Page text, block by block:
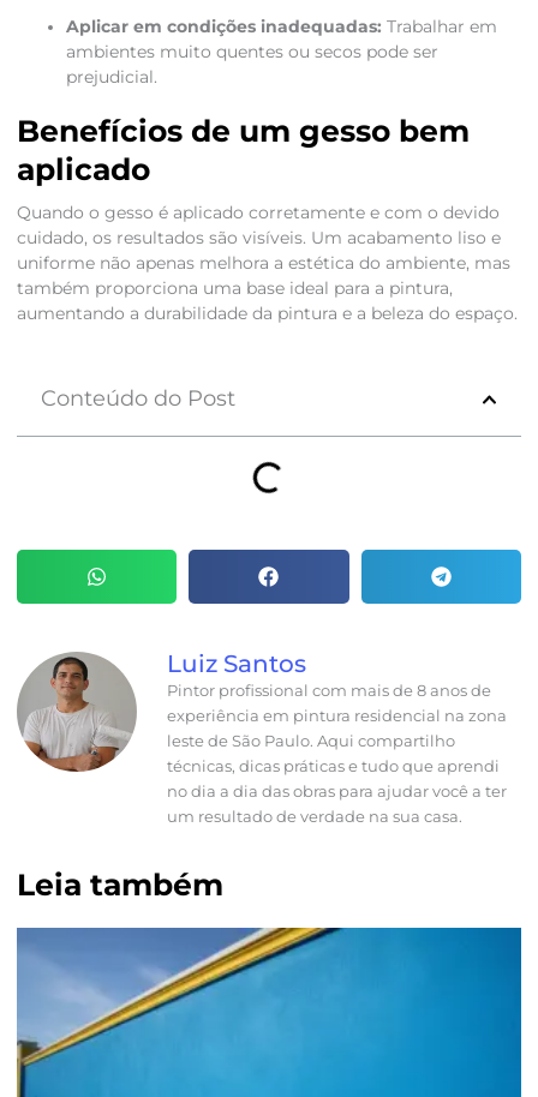
Aplicar em condições inadequadas: Trabalhar em
ambientes muito quentes ou secos pode ser
prejudicial.
Benefícios de um gesso bem
aplicado
Quando o gesso é aplicado corretamente e com o devido
cuidado, os resultados são visíveis. Um acabamento liso e
uniforme não apenas melhora a estética do ambiente, mas
também proporciona uma base ideal para a pintura,
aumentando a durabilidade da pintura e a beleza do espaço.
Conteúdo do Post
Luiz Santos
Pintor profissional com mais de 8 anos de
experiência em pintura residencial na zona
leste de São Paulo. Aqui compartilho
técnicas, dicas práticas e tudo que aprendi
no dia a dia das obras para ajudar você a ter
um resultado de verdade na sua casa.
Leia também